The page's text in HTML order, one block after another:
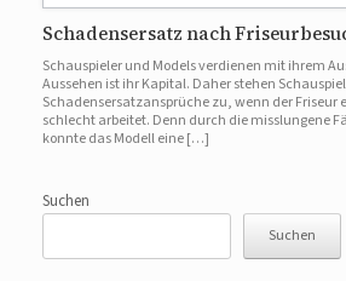
Schadensersatz nach
Schauspieler und Models verdienen mit ihrem
Aussehen ist ihr Kapital. Daher stehen
Schadensersatzansprüche zu, wenn der Friseur
schlecht arbeitet. Denn durch die misslungene
konnte das Modell eine […]
Suchen
Suchen